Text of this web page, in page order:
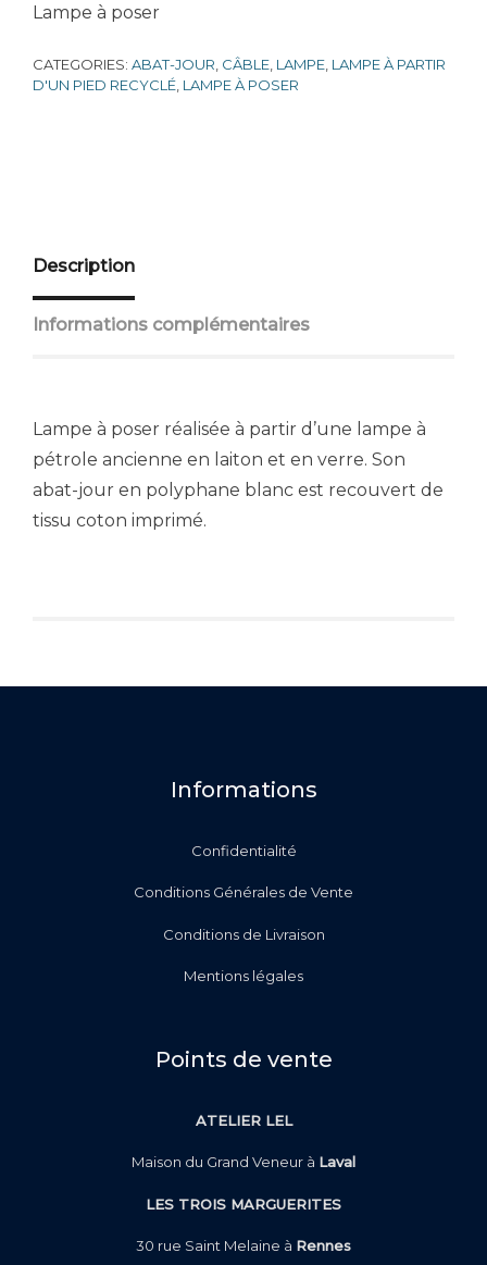
Lampe à poser
CATEGORIES: ABAT-JOUR CÂBLE LAMPE LAMPE À PARTIR
D'UN PIED RECYCLÉ LAMPE À POSER
Description
Informations complémentaires
Lampe à poser réalisée à partir d’une lampe à
pétrole ancienne en laiton et en verre. Son
abat-jour en polyphane blanc est recouvert de
tissu coton imprimé.
Informations
Confidentialité
Conditions Générales de Vente
Conditions de Livraison
Mentions légales
Points de vente
ATELIER LEL
Maison du Grand Veneur à Laval
LES TROIS MARGUERITES
30 rue Saint Melaine à Rennes